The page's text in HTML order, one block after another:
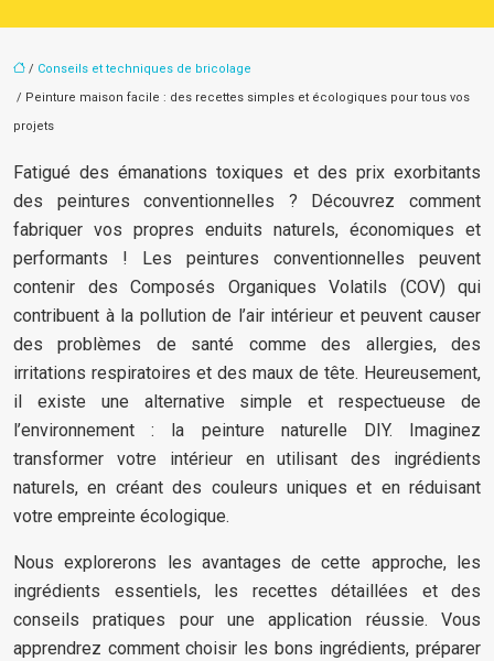
/ Conseils et techniques de bricolage
/ Peinture maison facile : des recettes simples et écologiques pour tous vos
projets
Fatigué des émanations toxiques et des prix exorbitants
des peintures conventionnelles ? Découvrez comment
fabriquer vos propres enduits naturels, économiques et
performants ! Les peintures conventionnelles peuvent
contenir des Composés Organiques Volatils (COV) qui
contribuent à la pollution de l’air intérieur et peuvent causer
des problèmes de santé comme des allergies, des
irritations respiratoires et des maux de tête. Heureusement,
il existe une alternative simple et respectueuse de
l’environnement : la peinture naturelle DIY. Imaginez
transformer votre intérieur en utilisant des ingrédients
naturels, en créant des couleurs uniques et en réduisant
votre empreinte écologique.
Nous explorerons les avantages de cette approche, les
ingrédients essentiels, les recettes détaillées et des
conseils pratiques pour une application réussie. Vous
apprendrez comment choisir les bons ingrédients, préparer